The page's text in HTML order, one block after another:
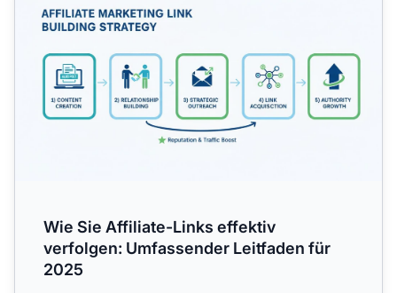
Wie Sie Affiliate-Links effektiv
verfolgen: Umfassender Leitfaden für
2025